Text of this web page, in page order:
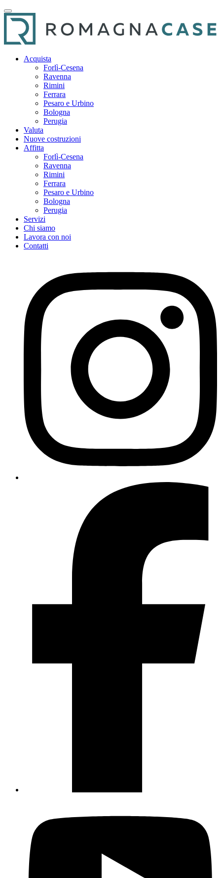
Acquista
Forlì-Cesena
Ravenna
Rimini
Ferrara
Pesaro e Urbino
Bologna
Perugia
Valuta
Nuove costruzioni
Affitta
Forlì-Cesena
Ravenna
Rimini
Ferrara
Pesaro e Urbino
Bologna
Perugia
Servizi
Chi siamo
Lavora con noi
Contatti